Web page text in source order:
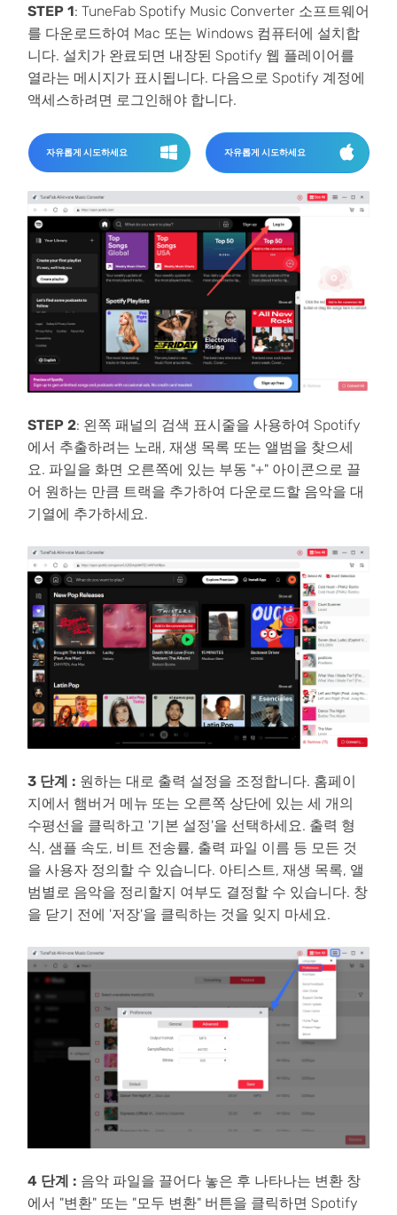
STEP 1: TuneFab Spotify Music Converter 소프트웨어
를 다운로드하여 Mac 또는 Windows 컴퓨터에 설치합
니다. 설치가 완료되면 내장된 Spotify 웹 플레이어를
열라는 메시지가 표시됩니다. 다음으로 Spotify 계정에
액세스하려면 로그인해야 합니다.
자유롭게 시도하세요 자유롭게 시도하세요
STEP 2: 왼쪽 패널의 검색 표시줄을 사용하여 Spotify
에서 추출하려는 노래, 재생 목록 또는 앨범을 찾으세
요. 파일을 화면 오른쪽에 있는 부동 "+" 아이콘으로 끌
어 원하는 만큼 트랙을 추가하여 다운로드할 음악을 대
기열에 추가하세요.
3 단계 : 원하는 대로 출력 설정을 조정합니다. 홈페이
지에서 햄버거 메뉴 또는 오른쪽 상단에 있는 세 개의
수평선을 클릭하고 '기본 설정'을 선택하세요. 출력 형
식, 샘플 속도, 비트 전송률, 출력 파일 이름 등 모든 것
을 사용자 정의할 수 있습니다. 아티스트, 재생 목록, 앨
범별로 음악을 정리할지 여부도 결정할 수 있습니다. 창
을 닫기 전에 '저장'을 클릭하는 것을 잊지 마세요.
4 단계 : 음악 파일을 끌어다 놓은 후 나타나는 변환 창
에서 "변환" 또는 "모두 변환" 버튼을 클릭하면 Spotify